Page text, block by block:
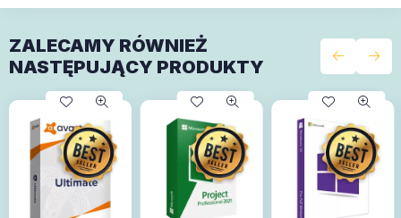
ZALECAMY RÓWNIEŻ
NASTĘPUJĄCY PRODUKTY